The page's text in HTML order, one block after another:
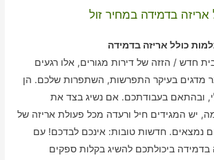
אריזה בדמידה במחיר זול
כולל אריזה בדמידה
חדש / הזזה של דירות מגורים, אלו רגעים
מדגים בעיקר התפרשות, השתפרות שלכם. הן
ובהתאם בעבודתכם. אם נשיג בצד את
יש המגידים חיל ורעדה מכל פעולת אריזה של
נמצאים. חדשות טובות: אינכם לבדכם! עם
בדמידה ביכולתכם להשיג בקלות ספקים